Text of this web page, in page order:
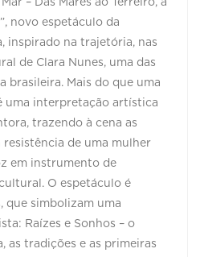
– Das Marés ao Terreiro, a
novo espetáculo da
inspirado na trajetória, nas
de Clara Nunes, uma das
brasileira. Mais do que uma
uma interpretação artística
trazendo à cena as
resistência de uma mulher
em instrumento de
O espetáculo é
que simbolizam uma
Raízes e Sonhos – o
as tradições e as primeiras